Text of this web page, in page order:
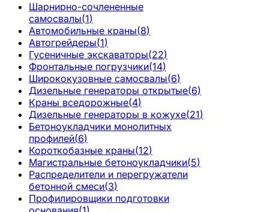
Шарнирно-сочлененные
самосвалы(1)
Автомобильные краны(8)
Автогрейдеры(1)
Гусеничные экскаваторы(22)
Фронтальные погрузчики(14)
Ширококузовные самосвалы(6)
Дизельные генераторы открытые(6)
Краны вседорожные(4)
Дизельные генераторы в кожухе(21)
Бетоноукладчики монолитных
профилей(6)
Короткобазные краны(12)
Магистральные бетоноукладчики(5)
Распределители и перегружатели
бетонной смеси(3)
Профилировщики подготовки